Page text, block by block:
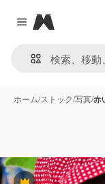
Close menu
Magnific
ホーム/ストック/写真/赤